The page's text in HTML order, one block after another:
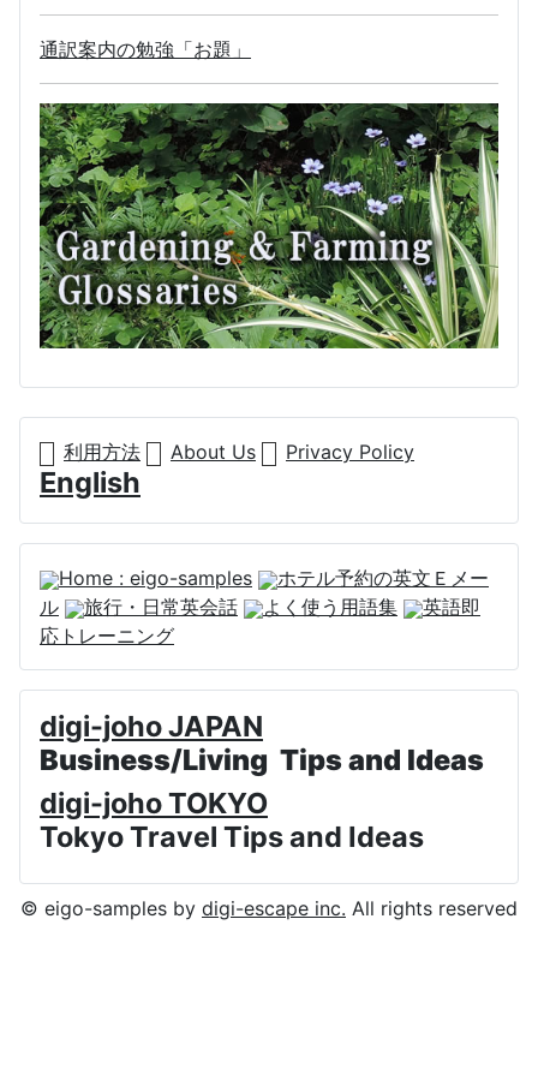
通訳案内の勉強「お題」
利用方法 About Us Privacy Policy
English
Home : eigo-samples
ホテル予約の英文Ｅメー
ル
旅行・日常英会話 よく使う用語集
英語即
応トレーニング
digi-joho JAPAN
Business/Living Tips and Ideas
digi-joho TOKYO
Tokyo Travel Tips and Ideas
© eigo-samples by digi-escape inc. All rights reserved